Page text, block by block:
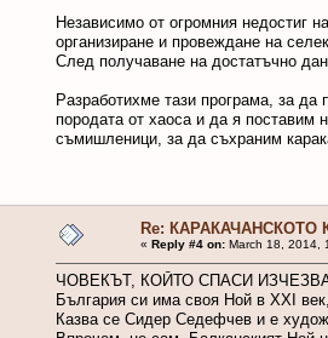
Независимо от огромния недостиг
организиране и провеждане на
След получаване на достатъчно
Разработихме тази програма, за
породата от хаоса и да я
съмишленици, за да съхраним
Re: КАРАКАЧАНСКОТО
« Reply #4 on:March 18, 2014,
ЧОВЕКЪТ, КОЙТО СПАСИ
България си има своя Ной в XXI
Казва се Сидер Седефчев и е